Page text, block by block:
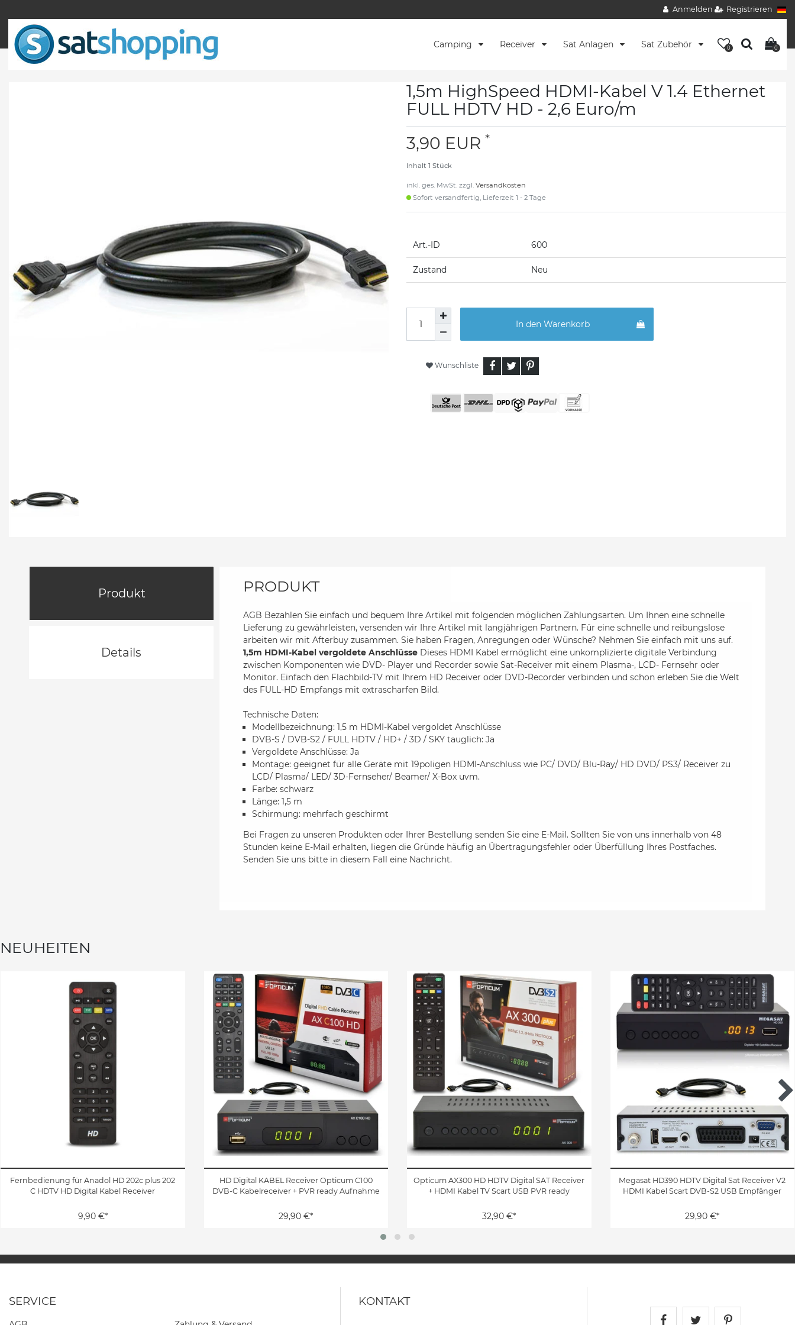
Anmelden Registrieren
Camping Receiver Sat Anlagen Sat Zubehör 0 0
1,5m HighSpeed HDMI-Kabel V 1.4 Ethernet
FULL HDTV HD - 2,6 Euro/m
3,90 EUR *
Inhalt 1 Stück
inkl. ges. MwSt. zzgl. Versandkosten
Sofort versandfertig, Lieferzeit 1 - 2 Tage
Art.-ID 600
Zustand Neu
In den Warenkorb
Wunschliste
Produkt
Details
PRODUKT
AGB Bezahlen Sie einfach und bequem Ihre Artikel mit folgenden möglichen Zahlungsarten. Um Ihnen eine schnelle
Lieferung zu gewährleisten, versenden wir Ihre Artikel mit langjährigen Partnern. Für eine schnelle und reibungslose
arbeiten wir mit Afterbuy zusammen. Sie haben Fragen, Anregungen oder Wünsche? Nehmen Sie einfach mit uns auf.
1,5m HDMI-Kabel vergoldete Anschlüsse Dieses HDMI Kabel ermöglicht eine unkomplizierte digitale Verbindung
zwischen Komponenten wie DVD- Player und Recorder sowie Sat-Receiver mit einem Plasma-, LCD- Fernsehr oder
Monitor. Einfach den Flachbild-TV mit Ihrem HD Receiver oder DVD-Recorder verbinden und schon erleben Sie die Welt
des FULL-HD Empfangs mit extrascharfen Bild.
Technische Daten:
Modellbezeichnung: 1,5 m HDMI-Kabel vergoldet Anschlüsse
DVB-S / DVB-S2 / FULL HDTV / HD+ / 3D / SKY tauglich: Ja
Vergoldete Anschlüsse: Ja
Montage: geeignet für alle Geräte mit 19poligen HDMI-Anschluss wie PC/ DVD/ Blu-Ray/ HD DVD/ PS3/ Receiver zu
LCD/ Plasma/ LED/ 3D-Fernseher/ Beamer/ X-Box uvm.
Farbe: schwarz
Länge: 1,5 m
Schirmung: mehrfach geschirmt
Bei Fragen zu unseren Produkten oder Ihrer Bestellung senden Sie eine E-Mail. Sollten Sie von uns innerhalb von 48
Stunden keine E-Mail erhalten, liegen die Gründe häufig an Übertragungsfehler oder Überfüllung Ihres Postfaches.
Senden Sie uns bitte in diesem Fall eine Nachricht.
NEUHEITEN
Fernbedienung für Anadol HD 202c plus 202
C HDTV HD Digital Kabel Receiver
9,90 €*
HD Digital KABEL Receiver Opticum C100
DVB-C Kabelreceiver + PVR ready Aufnahme
29,90 €*
Opticum AX300 HD HDTV Digital SAT Receiver
+ HDMI Kabel TV Scart USB PVR ready
32,90 €*
Megasat HD390 HDTV Digital Sat Receiver V2
HDMI Kabel Scart DVB-S2 USB Empfänger
29,90 €*
SERVICE KONTAKT